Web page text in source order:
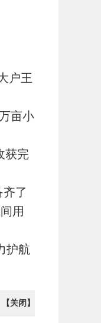
户王
亩小
获完
了
用
护航
【关闭】